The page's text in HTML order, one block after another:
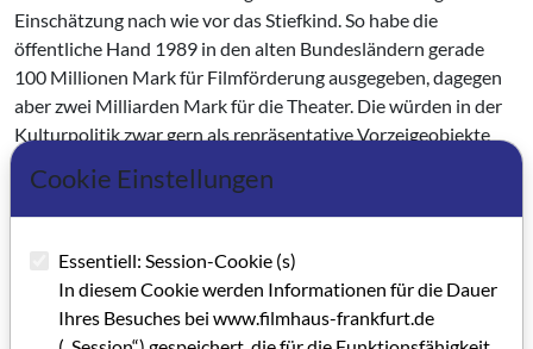
Einschätzung nach wie vor das Stiefkind. So habe die
öffentliche Hand 1989 in den al­ten Bundesländern gerade
100 Mil­lionen Mark für Filmförderung ausge­geben, dagegen
aber zwei Milliar­den Mark für die Theater. Die wür­den in der
Kulturpolitik zwar gern als repräsentative Vorzeigeobjekte
Personalkosten seien sie für Kritiker aber auch ein gefun­
denes Negativ-Beispiel für Ineffi­zienz von Kulturprojekten
"Dem Film fehlt eine Lobby wie sie etwa die Landwirte oder
die Bergleute haben”, meint Ruth Wag­ner. Aber dies liegt in
Cookie Einstellungen
Essentiell: Session-Cookie (s)
In diesem Cookie werden Informationen für die Dauer
Ihres Besuches bei www.filmhaus-frankfurt.de